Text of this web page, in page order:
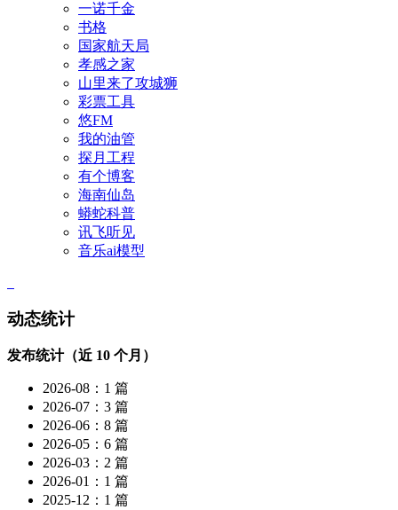
一诺千金
书格
国家航天局
孝感之家
山里来了攻城狮
彩票工具
悠FM
我的油管
探月工程
有个博客
海南仙岛
蟒蛇科普
讯飞听见
音乐ai模型
动态统计
发布统计（近 10 个月）
2026-08：1 篇
2026-07：3 篇
2026-06：8 篇
2026-05：6 篇
2026-03：2 篇
2026-01：1 篇
2025-12：1 篇